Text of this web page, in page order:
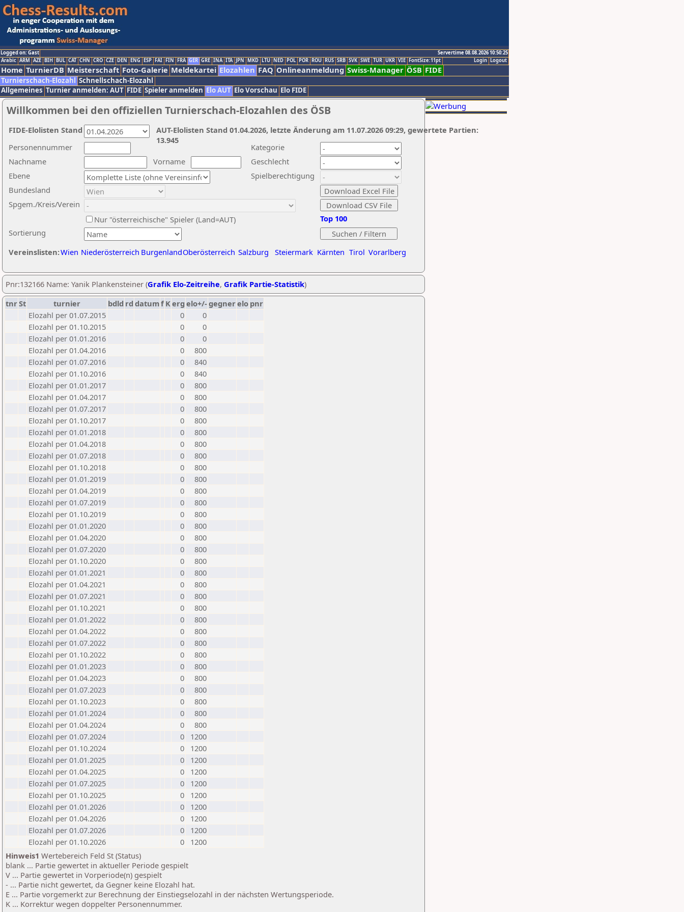
Logged on: Gast
Servertime 08.08.2026 10:50:25
Logout
Login
Arabic ARM AZE BIH BUL CAT CHN CRO CZE DEN ENG ESP FAI FIN FRA GER GRE INA ITA JPN MKD LTU NED POL POR ROU RUS SRB SVK SWE TUR UKR VIE FontSize:11pt
Home TurnierDB Meisterschaft Foto-Galerie Meldekartei Elozahlen FAQ Onlineanmeldung Swiss-Manager ÖSB FIDE
Turnierschach-Elozahl Schnellschach-Elozahl
Allgemeines Turnier anmelden: AUT FIDE Spieler anmelden Elo AUT Elo Vorschau Elo FIDE
Willkommen bei den offiziellen Turnierschach-Elozahlen des ÖSB
Nachname
Vorname
Ebene
Kategorie
Sortierung
Personennummer
Bundesland
Spgem./Kreis/Verein
Geschlecht
Nur "österreichische" Spieler (Land=AUT)
Spielberechtigung
Vereinslisten:Wien Niederösterreich BurgenlandOberösterreich Salzburg Steiermark Kärnten Tirol Vorarlberg
Top 100
AUT-Elolisten Stand 01.04.2026, letzte Änderung am 11.07.2026 09:29, gewertete Partien:
13.945
FIDE-Elolisten Stand
Pnr:132166 Name: Yanik Plankensteiner (Grafik Elo-Zeitreihe, Grafik Partie-Statistik)
tnrSt turnier bdld rd datumf Kerg elo+/-gegnerelo pnr
Elozahl per 01.07.2015
0
0
Elozahl per 01.10.2015
0
0
Elozahl per 01.01.2016
0
0
Elozahl per 01.04.2016
0
800
Elozahl per 01.07.2016
0
840
Elozahl per 01.10.2016
0
840
Elozahl per 01.01.2017
0
800
Elozahl per 01.04.2017
0
800
Elozahl per 01.07.2017
0
800
Elozahl per 01.10.2017
0
800
Elozahl per 01.01.2018
0
800
Elozahl per 01.04.2018
0
800
Elozahl per 01.07.2018
0
800
Elozahl per 01.10.2018
0
800
Elozahl per 01.01.2019
0
800
Elozahl per 01.04.2019
0
800
Elozahl per 01.07.2019
0
800
Elozahl per 01.10.2019
0
800
Elozahl per 01.01.2020
0
800
Elozahl per 01.04.2020
0
800
Elozahl per 01.07.2020
0
800
Elozahl per 01.10.2020
0
800
Elozahl per 01.01.2021
0
800
Elozahl per 01.04.2021
0
800
Elozahl per 01.07.2021
0
800
Elozahl per 01.10.2021
0
800
Elozahl per 01.01.2022
0
800
Elozahl per 01.04.2022
0
800
Elozahl per 01.07.2022
0
800
Elozahl per 01.10.2022
0
800
Elozahl per 01.01.2023
0
800
Elozahl per 01.04.2023
0
800
Elozahl per 01.07.2023
0
800
Elozahl per 01.10.2023
0
800
Elozahl per 01.01.2024
0
800
Elozahl per 01.04.2024
0
800
Elozahl per 01.07.2024
0
1200
Elozahl per 01.10.2024
0
1200
Elozahl per 01.01.2025
0
1200
Elozahl per 01.04.2025
0
1200
Elozahl per 01.07.2025
0
1200
Elozahl per 01.10.2025
0
1200
Elozahl per 01.01.2026
0
1200
Elozahl per 01.04.2026
0
1200
Elozahl per 01.07.2026
0
1200
Elozahl per 01.10.2026
0
1200
Hinweis1 Wertebereich Feld St (Status)
blank ... Partie gewertet in aktueller Periode gespielt
V ... Partie gewertet in Vorperiode(n) gespielt
- ... Partie nicht gewertet, da Gegner keine Elozahl hat.
E ... Partie vorgemerkt zur Berechnung der Einstiegselozahl in der nächsten Wertungsperiode.
K ... Korrektur wegen doppelter Personennummer.